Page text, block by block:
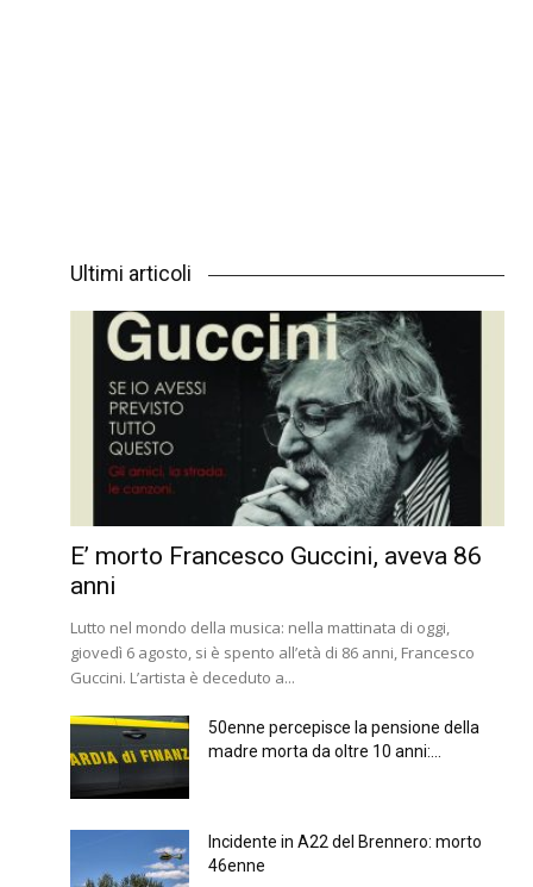
Ultimi articoli
E’ morto Francesco Guccini, aveva 86
anni
Lutto nel mondo della musica: nella mattinata di oggi,
giovedì 6 agosto, si è spento all’età di 86 anni, Francesco
Guccini. L’artista è deceduto a...
50enne percepisce la pensione della
madre morta da oltre 10 anni:...
Incidente in A22 del Brennero: morto
46enne